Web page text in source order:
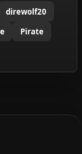
direwolf20
Pirate